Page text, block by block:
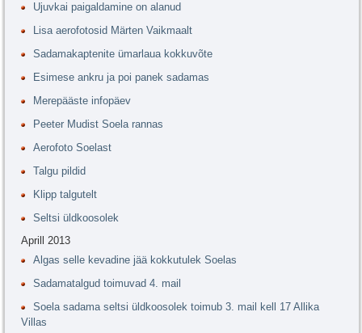
Ujuvkai paigaldamine on alanud
Lisa aerofotosid Märten Vaikmaalt
Sadamakaptenite ümarlaua kokkuvõte
Esimese ankru ja poi panek sadamas
Merepääste infopäev
Peeter Mudist Soela rannas
Aerofoto Soelast
Talgu pildid
Klipp talgutelt
Seltsi üldkoosolek
Aprill 2013
Algas selle kevadine jää kokkutulek Soelas
Sadamatalgud toimuvad 4. mail
Soela sadama seltsi üldkoosolek toimub 3. mail kell 17 Allika
Villas